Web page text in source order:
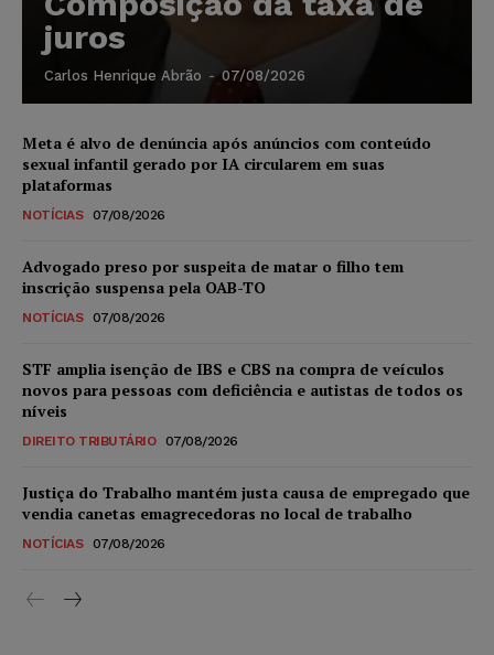
juros
Carlos Henrique Abrão - 07/08/2026
Meta é alvo de denúncia após anúncios com conteúdo
sexual infantil gerado por IA circularem em suas
plataformas
NOTÍCIAS 07/08/2026
Advogado preso por suspeita de matar o filho tem
inscrição suspensa pela OAB-TO
NOTÍCIAS 07/08/2026
STF amplia isenção de IBS e CBS na compra de veículos
novos para pessoas com deficiência e autistas de todos os
níveis
DIREITO TRIBUTÁRIO 07/08/2026
Justiça do Trabalho mantém justa causa de empregado que
vendia canetas emagrecedoras no local de trabalho
NOTÍCIAS 07/08/2026